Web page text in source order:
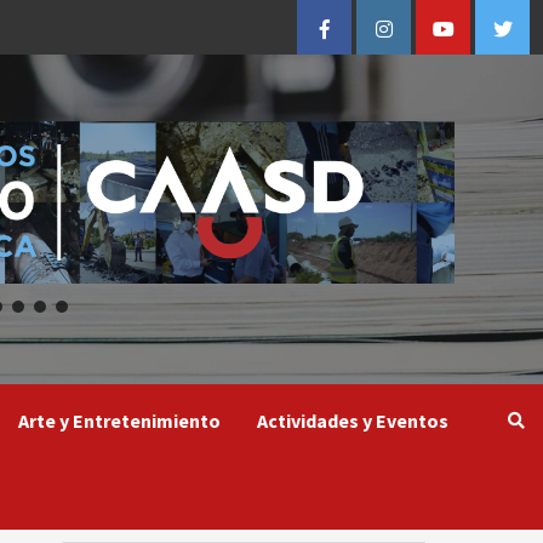
FacebookInstagramYoutube
Arte y Entretenimiento Actividades y Eventos